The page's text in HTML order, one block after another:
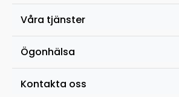
Våra tjänster
Ögonhälsa
Kontakta oss